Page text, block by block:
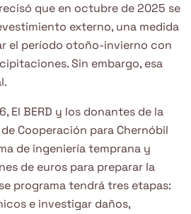
que en octubre de 2025 se
externo, una medida
el período otoño-invierno con
Sin embargo, esa
El BERD y los donantes de la
Cooperación para Chernóbil
de ingeniería temprana y
de euros para preparar la
programa tendrá tres etapas:
e investigar daños,